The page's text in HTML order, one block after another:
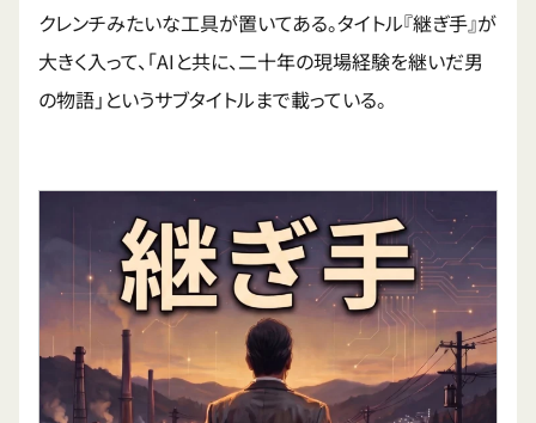
クレンチみたいな工具が置いてある。タイトル『継ぎ手』が
大きく入って、「AIと共に、二十年の現場経験を継いだ男
の物語」というサブタイトルまで載っている。